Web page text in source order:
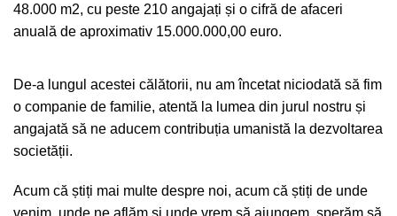
48.000 m2, cu peste 210 angajați și o cifră de afaceri
anuală de aproximativ 15.000.000,00 euro.
De-a lungul acestei călătorii, nu am încetat niciodată să fim
o companie de familie, atentă la lumea din jurul nostru și
angajată să ne aducem contribuția umanistă la dezvoltarea
societății.
Acum că știți mai multe despre noi, acum că știți de unde
venim, unde ne aflăm și unde vrem să ajungem, sperăm să